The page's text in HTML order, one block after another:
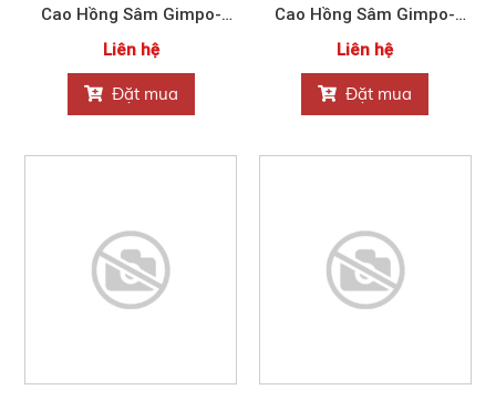
Cao Hồng Sâm Gimpo-
Paju Nonghyup 1200g
Liên hệ
Đặt mua
Cao Hồng Sâm Gimpo-
Paju Nonghyup 240g
Liên hệ
Đặt mua